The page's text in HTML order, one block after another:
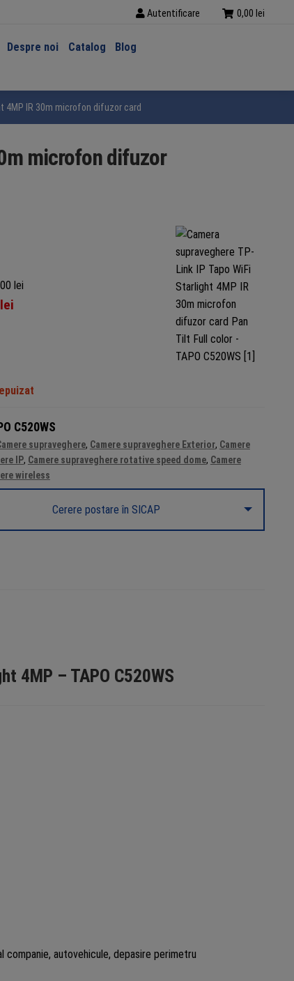
Autentificare 0,00 lei
Despre noi Catalog
Blog
IR 30m microfon difuzor card Pan Tilt Full color – TAPO C520WS
microfon difuzor
lei
lei
C520WS
supraveghere, Camere supraveghere Exterior, Camere
IP, Camere supraveghere rotative speed dome, Camere
wireless
Cerere postare în SICAP
4MP – TAPO C520WS
autovehicule, depasire perimetru